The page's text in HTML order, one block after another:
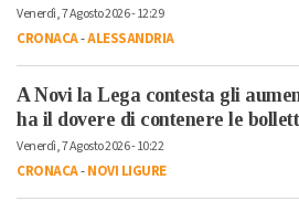
Venerdì, 7 Agosto 2026 - 12:29
CRONACA-ALESSANDRIA
A Novi la Lega contesta gli
ha il dovere di contenere le
Venerdì, 7 Agosto 2026 - 10:22
CRONACA-NOVI LIGURE